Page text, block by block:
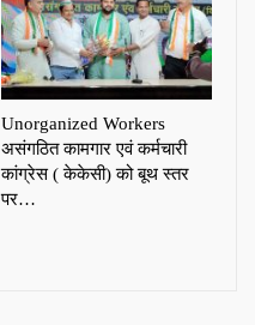
Unorganized Workers
असंगठित कामगार एवं कर्मचारी
कांग्रेस ( केकेसी) को बूथ स्तर
पर…